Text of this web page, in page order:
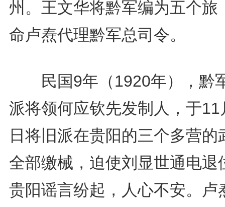
州。王文华将黔军编为五个旅
命卢焘代理黔军总司令。
民国9年（1920年），黔
派将领何应钦先发制人，于11
日将旧派在贵阳的三个多营的
全部缴械，迫使刘显世通电退
贵阳谣言纷起，人心不安。卢